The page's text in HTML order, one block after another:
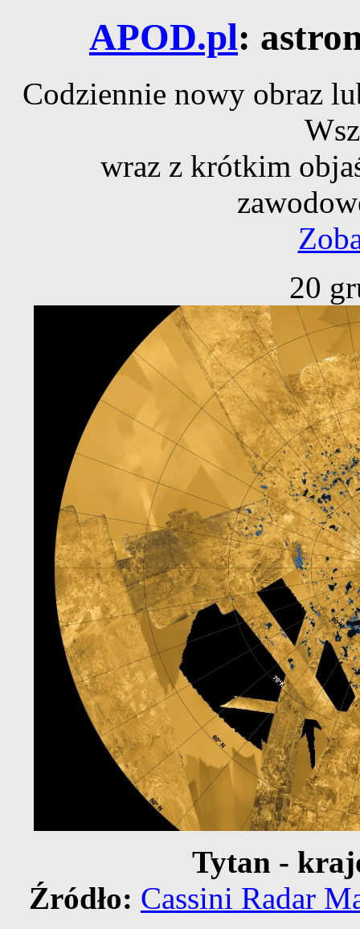
APOD.pl:
Codziennie nowy obraz
wraz z krótkim
20
Tytan -
Źródło: Cassini Radar